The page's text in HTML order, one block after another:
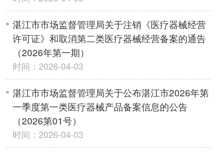
湛江市市场监督管理局关于注销《医疗器械经营
许可证》和取消第二类医疗器械经营备案的通告
（2026年第一期）
时间：2026-04-03
湛江市市场监督管理局关于公布湛江市2026年第
一季度第一类医疗器械产品备案信息的公告
（2026第01号）
时间：2026-04-03